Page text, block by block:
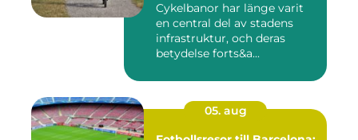
Cykelbanor har länge varit
en central del av stadens
infrastruktur, och deras
betydelse forts&a...
05. aug